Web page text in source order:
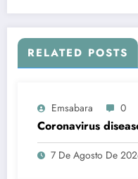
RELATED POSTS
Emsabara 0
Coronavirus
7 De Agosto De